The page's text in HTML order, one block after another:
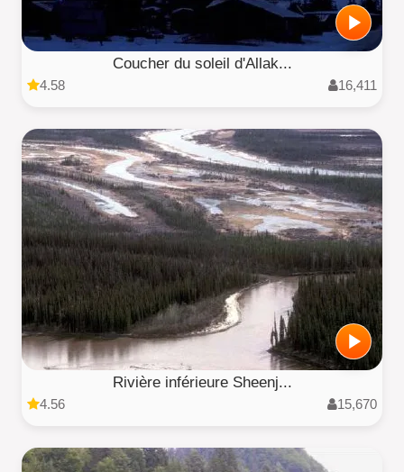
Coucher du soleil d'Allak...
4.58 16,411
Rivière inférieure Sheenj...
4.56 15,670